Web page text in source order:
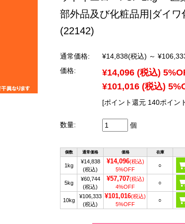
部外品及び化粧品用|ダイワ
(22142)
通常価格: ¥14,838(税込) ～
価格:
¥14,096 (税込)
¥101,016 (税込)
[ポイント還元 140ポイン
数量: 個
個数 通常価格 価格 在庫
1kg
¥14,838
(税込)
¥14,096(税込)
5%OFF
○
5kg
¥60,744
(税込)
¥57,707(税込)
4%OFF
○
10kg
¥106,333
(税込)
¥101,016(税込)
5%OFF
○